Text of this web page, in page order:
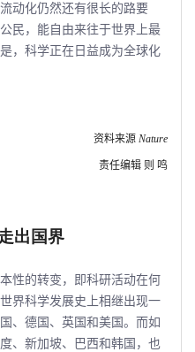
化仍然还有很长的路要
民，能自由来往于世界上最
，科学正在日益成为全球化
资料来源 Nature
责任编辑 则 鸣
出国界
的转变，即科研活动在何
界科学发展史上相继出现一
、德国、英国和美国。而如
、新加坡、巴西和韩国，也